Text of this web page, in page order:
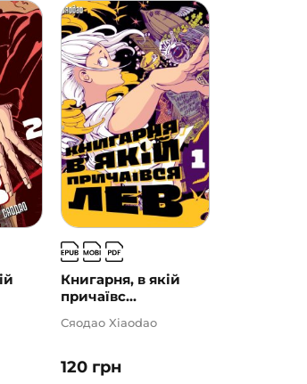
Книгарня, в якій
причаївс...
120 грн
Сяодао Xiaodao